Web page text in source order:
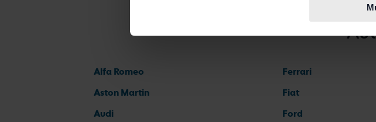
Alfa Romeo
Aston Martin
Audi
Ferrari
Fiat
Ford